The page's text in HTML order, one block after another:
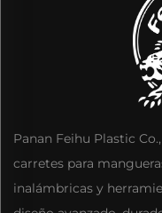
Panan Feihu Plastic
carretes para
inalámbricas y